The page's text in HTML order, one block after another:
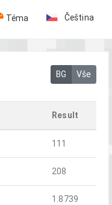
Téma Čeština
BG Vše
Result
111
208
1.8739